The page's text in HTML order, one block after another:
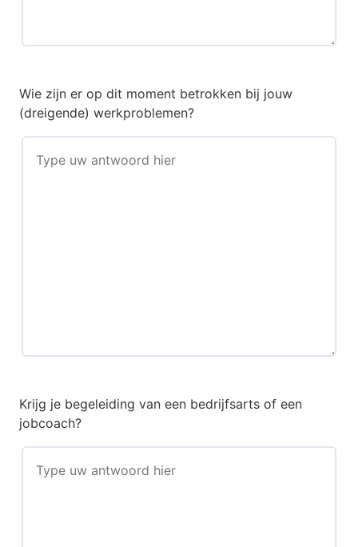
Wie zijn er op dit moment betrokken bij jouw
(dreigende) werkproblemen?
Krijg je begeleiding van een bedrijfsarts of een
jobcoach?